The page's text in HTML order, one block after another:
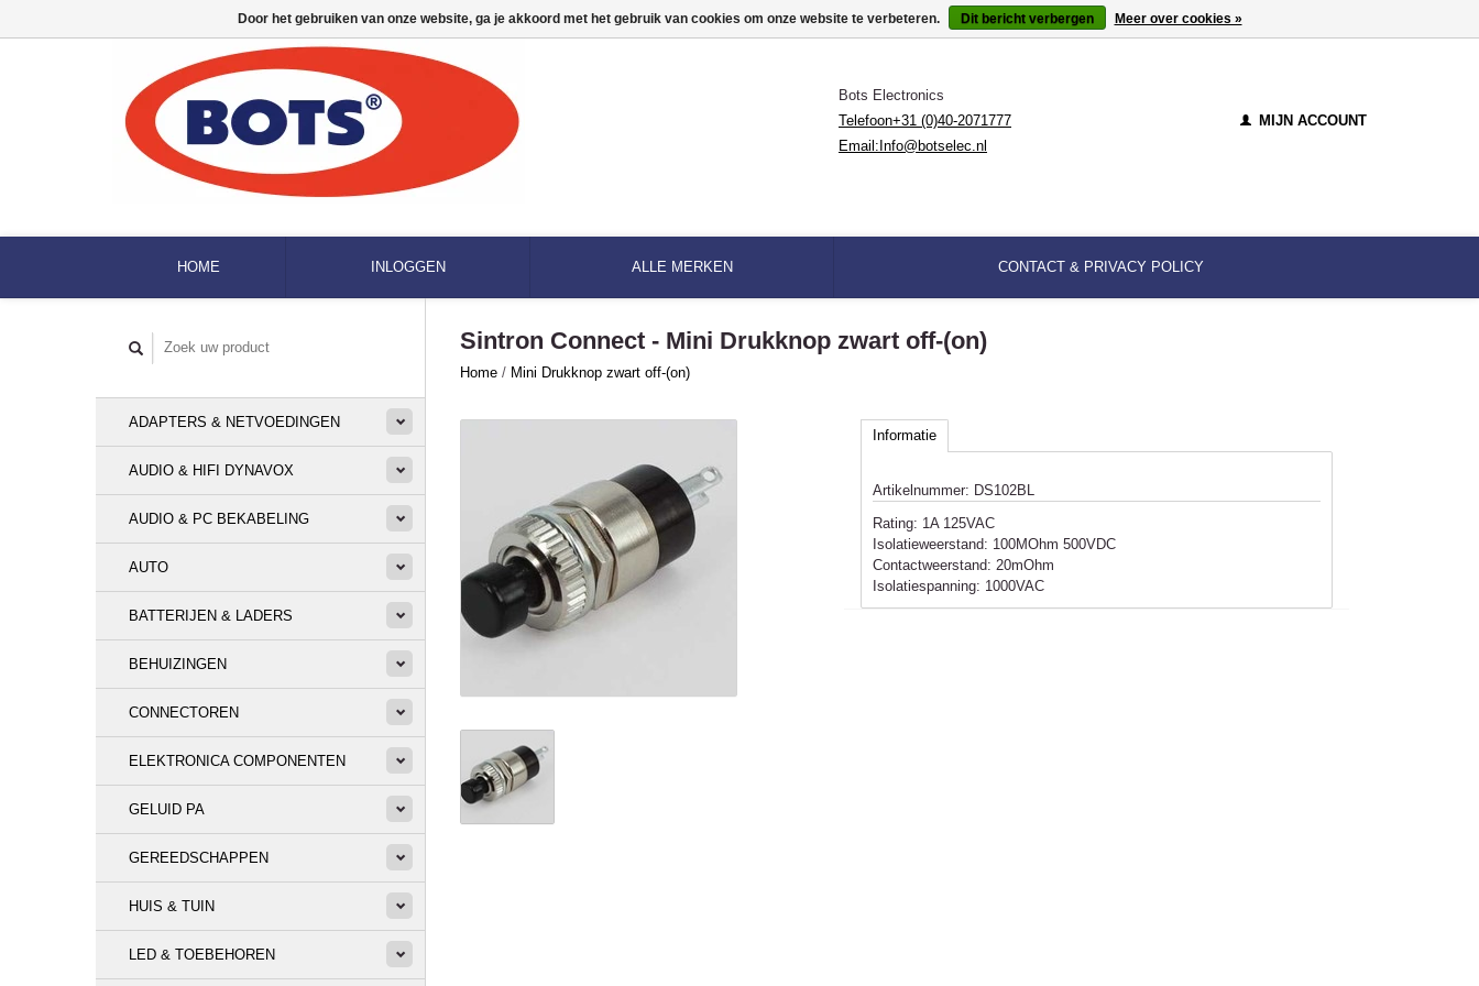
Bots Electronics
Telefoon+31 (0)40-2071777
Email: Info@botselec.nl
MIJN ACCOUNT
HOME INLOGGEN ALLE MERKEN CONTACT & PRIVACY POLICY
ADAPTERS & NETVOEDINGEN
AUDIO & HIFI DYNAVOX
AUDIO & PC BEKABELING
AUTO
BATTERIJEN & LADERS
BEHUIZINGEN
CONNECTOREN
ELEKTRONICA COMPONENTEN
GELUID PA
GEREEDSCHAPPEN
HUIS & TUIN
LED & TOEBEHOREN
Sintron Connect - Mini Drukknop zwart off-(on)
Home / Mini Drukknop zwart off-(on)
Informatie
Artikelnummer: DS102BL
Rating: 1A 125VAC
Isolatieweerstand: 100MOhm 500VDC
Contactweerstand: 20mOhm
Isolatiespanning: 1000VAC
Door het gebruiken van onze website, ga je akkoord met het gebruik van cookies om onze website te verbeteren. Dit bericht verbergen Meer over cookies »